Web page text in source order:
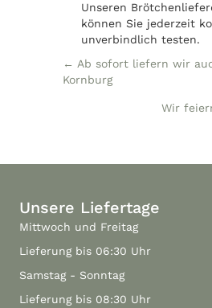
Unseren
können Sie jederzeit
unverbindlich testen.
Posts
navigation
← Ab sofort liefern wir
Kornburg
Wir
Unsere Liefertage
Mittwoch und Freitag
Lieferung bis 06:30 Uhr
Samstag - Sonntag
Lieferung bis 08:30 Uhr